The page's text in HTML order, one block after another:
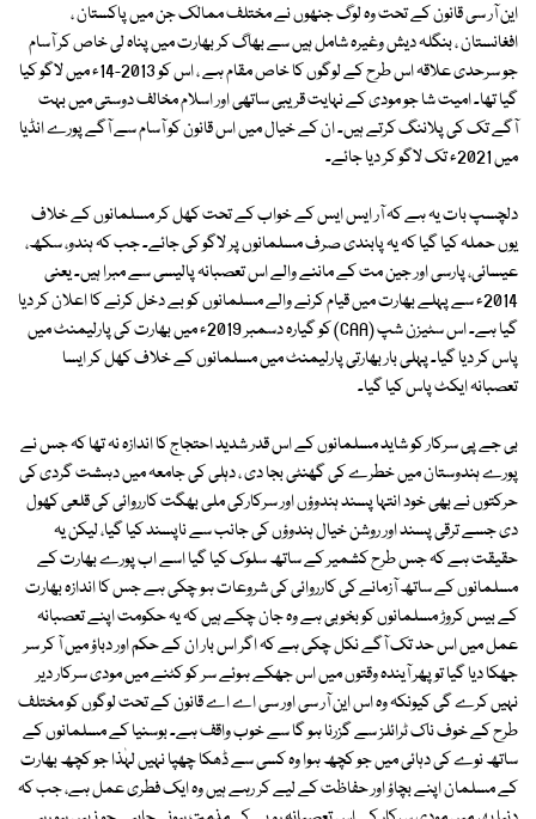
این آر سی قانون کے تحت وہ لوگ جنھوں نے مختلف ممالک جن میں پاکستان ،
افغانستان ، بنگلہ دیش وغیرہ شامل ہیں سے بھاگ کر بھارت میں پناہ لی خاص کر آسام
جو سرحدی علاقہ اس طرح کے لوگوں کا خاص مقام ہے ، اس کو 2013-14ء میں لاگو کیا
گیا تھا۔ امیت شا جو مودی کے نہایت قریبی ساتھی اور اسلام مخالف دوستی میں بہت
آگے تک کی پلاننگ کرتے ہیں۔ ان کے خیال میں اس قانون کو آسام سے آگے پورے انڈیا
میں 2021ء تک لاگو کر دیا جائے۔
دلچسپ بات یہ ہے کہ آر ایس ایس کے خواب کے تحت کھل کر مسلمانوں کے خلاف
یوں حملہ کیا گیا کہ یہ پابندی صرف مسلمانوں پر لاگو کی جائے۔ جب کہ ہندو، سکھ،
عیسائی، پارسی اور جین مت کے ماننے والے اس تعصبانہ پالیسی سے مبرا ہیں۔ یعنی
2014ء سے پہلے بھارت میں قیام کرنے والے مسلمانوں کو بے دخل کرنے کا اعلان کر دیا
گیا ہے۔ اس سٹیزن شپ (CAA) کو گیارہ دسمبر 2019ء میں بھارت کی پارلیمنٹ میں
پاس کر دیا گیا۔ پہلی بار بھارتی پارلیمنٹ میں مسلمانوں کے خلاف کھل کر ایسا
تعصبانہ ایکٹ پاس کیا گیا۔
بی جے پی سرکار کو شاید مسلمانوں کے اس قدر شدید احتجاج کا اندازہ نہ تھا کہ جس نے
پورے ہندوستان میں خطرے کی گھنٹی بجا دی ، دہلی کی جامعہ میں دہشت گردی کی
حرکتوں نے بھی خود انتہا پسند ہندوؤں اور سرکارکی ملی بھگت کارروائی کی قلعی کھول
دی جسے ترقی پسند اور روشن خیال ہندوؤں کی جانب سے ناپسند کیا گیا، لیکن یہ
حقیقت ہے کہ جس طرح کشمیر کے ساتھ سلوک کیا گیا اسے اب پورے بھارت کے
مسلمانوں کے ساتھ آزمانے کی کارروائی کی شروعات ہو چکی ہے جس کا اندازہ بھارت
کے بیس کروڑ مسلمانوں کو بخوبی ہے وہ جان چکے ہیں کہ یہ حکومت اپنے تعصبانہ
عمل میں اس حد تک آگے نکل چکی ہے کہ اگر اس بار ان کے حکم اور دباؤ میں آ کر سر
جھکا دیا گیا تو پھر آیندہ وقتوں میں اس جھکے ہوئے سر کو کٹنے میں مودی سرکار دیر
نہیں کرے گی کیونکہ وہ اس این آر سی اور سی اے اے قانون کے تحت لوگوں کو مختلف
طرح کے خوف ناک ٹرائلز سے گزرنا ہو گا سے خوب واقف ہے۔ بوسنیا کے مسلمانوں کے
ساتھ نوے کی دہائی میں جو کچھ ہوا وہ کسی سے ڈھکا چھپا نہیں لہٰذا جو کچھ بھارت
کے مسلمان اپنے بچاؤ اور حفاظت کے لیے کر رہے ہیں وہ ایک فطری عمل ہے، جب کہ